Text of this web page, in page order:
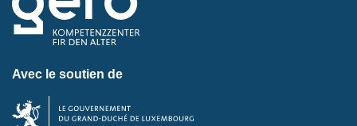
Avec le soutien de